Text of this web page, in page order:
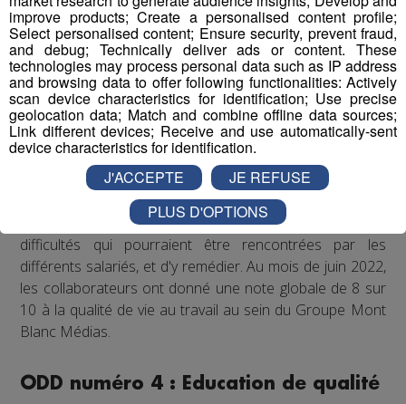
collaborateurs de partager des moments conviviaux qui
sortent du cadre formel du travail. De plus, il est
régulièrement proposé aux salariés de participer à des
événements festifs (rencontres sportives avec les clubs
partenaires comme les Pionniers de Chamonix ou le FC
Annecy, festivals de musique...) qui accroissent la
cohésion d'équipe et renforcent les liens entre
collègues.
Enfin, un questionnaire bien-être envoyé chaque année
à tous les collaborateurs permet d'identifier les
difficultés qui pourraient être rencontrées par les
différents salariés, et d'y remédier. Au mois de juin 2022,
les collaborateurs ont donné une note globale de 8 sur
10 à la qualité de vie au travail au sein du Groupe Mont
Blanc Médias.
ODD numéro 4 : Education de qualité
improve products; Create a personalised content profile;
Select personalised content; Ensure security, prevent fraud,
and debug; Technically deliver ads or content. These
technologies may process personal data such as IP address
and browsing data to offer following functionalities: Actively
scan device characteristics for identification; Use precise
geolocation data; Match and combine offline data sources;
Link different devices; Receive and use automatically-sent
device characteristics for identification.
J'ACCEPTE
JE REFUSE
PLUS D'OPTIONS